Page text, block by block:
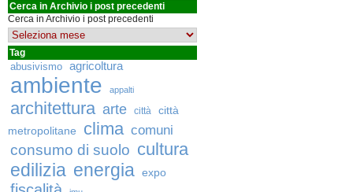
Cerca in Archivio i post precedenti
Cerca in Archivio i post precedenti
Tag
abusivismo agricoltura
ambiente appalti
architettura arte città
città
metropolitane
clima comuni
consumo di suolo cultura
edilizia energia expo